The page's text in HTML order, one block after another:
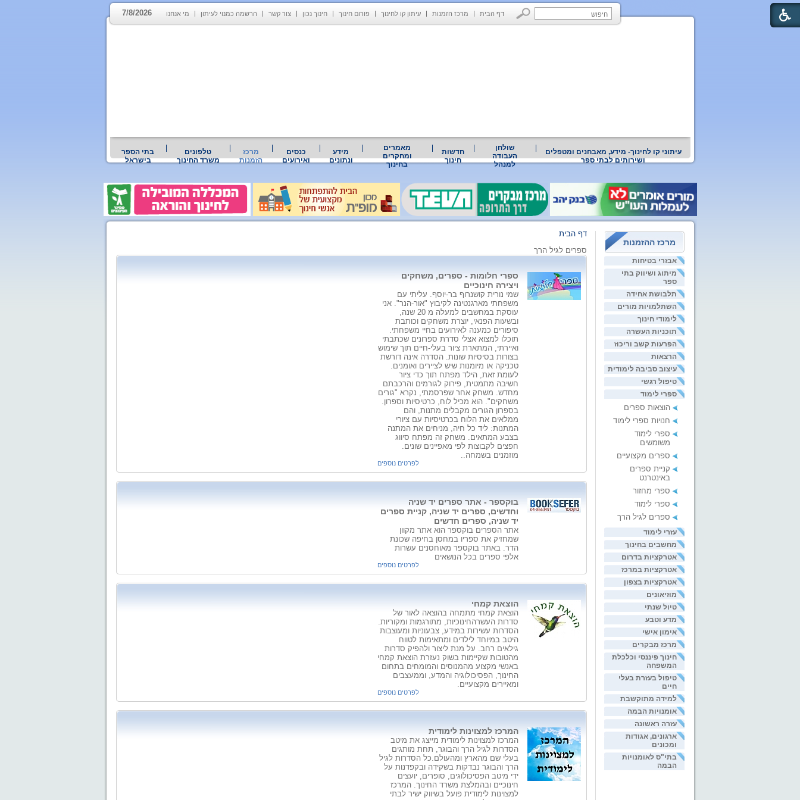
דף הבית מרכז הזמנות עיתון קו לחינוך פורום חינוך חינוך נכון צור קשר הרשמה כמנוי לעיתון מי אנחנו 7/8/2026
עיתוני קו לחינוך- מידע, מאבחנים ומטפלים
ושירותים לבתי ספר
שולחן
העבודה
למנהל
חדשות
חינוך
מאמרים
ומחקרים
בחינוך
מידע
ונתונים
כנסים
ואירועים
מרכז
הזמנות
טלפונים
משרד החינוך
בתי הספר
בישראל
מרכז ההזמנות
אבזרי בטיחות
מיתוג ושיווק בתי
ספר
תלבושת אחידה
השתלמויות מורים
לימודי חינוך
תוכניות העשרה
הפרעות קשב וריכוז
הרצאות
עיצוב סביבה לימודית
טיפול רגשי
ספרי לימוד
הוצאות ספרים
חנויות ספרי לימוד
ספרי לימוד
משומשים
ספרים מקצועיים
קניית ספרים
באינטרנט
ספרי מחזור
ספרי לימוד
ספרים לגיל הרך
עזרי לימוד
מחשבים בחינוך
אטרקציות בדרום
אטרקציות במרכז
אטרקציות בצפון
מוזיאונים
טיול שנתי
מדע וטבע
אימון אישי
מרכז מבקרים
חינוך פיננסי וכלכלת
המשפחה
טיפול בעזרת בעלי
חיים
למידה מתוקשבת
אומנויות הבמה
עזרה ראשונה
ארגונים, אגודות
ומכונים
בתי"ס לאומנויות
הבמה
דף הבית
ספרים לגיל הרך
ספרי חלומות - ספרים, משחקים
ויצירה חינוכיים
שמי נורית קושנרוף בר-יוסף. עליתי עם
משפחתי מארגנטינה לקיבוץ "אור-הנר". אני
עוסקת במחשבים למעלה מ 20 שנה,
ובשעות הפנאי, יוצרת משחקים וכותבת
סיפורים כמענה לאירועים בחיי משפחתי.
תוכלו למצוא אצלי סדרת ספרונים שכתבתי
ואיירתי, המתארת ציור בעלי-חיים תוך שימוש
בצורות בסיסיות שונות. הסדרה אינה דורשת
טכניקה או מיומנות שיש לציירים ואומנים.
לעומת זאת, הילד מפתח תוך כדי ציור
חשיבה מתמטית, פירוק לגורמים והרכבתם
מחדש. משחק אחר שפרסמתי, נקרא "גורים
משחקים". הוא מכיל לוח, כרטיסיות וספרון.
בספרון הגורים מקבלים מתנות, והם
ממלאים את הלוח בכרטיסיות עם ציורי
המתנות: ליד כל חיה, מניחים את המתנה
בצבע המתאים. משחק זה מפתח סיווג
חפצים לקבוצות לפי מאפיינים שונים.
מוזמנים בשמחה..
לפרטים נוספים
בוקספר - אתר ספרים יד שניה
וחדשים, ספרים יד שניה, קניית ספרים
יד שניה, ספרים חדשים
אתר הספרים בוקספר הוא אתר מקוון
שמחזיק את ספריו במחסן בחיפה שכונת
הדר. באתר בוקספר מאוחסנים עשרות
אלפי ספרים בכל הנושאים
לפרטים נוספים
הוצאת קמחי
הוצאת קמחי מתמחה בהוצאה לאור של
סדרות העשרהחינוכיות, מתורגמות ומקוריות.
הסדרות עשירות במידע, צבעוניות ומעוצבות
היטב במיוחד לילדים ומתאימות לטווח
גילאים רחב. על מנת ליצור ולהפיק סדרות
מהטובות שקיימות בשוק נעזרת הוצאת קמחי
באנשי מקצוע מהמנוסים והמומחים בתחום
החינוך, הפסיכולוגיה והמדע, וממעצבים
ומאיירים מקצועיים.
לפרטים נוספים
המרכז למצוינות לימודית
המרכז למצוינות לימודית מייצג את מיטב
הסדרות לגיל הרך והבוגר, תחת מותגים
בעלי שם מהארץ ומהעולם.כל הסדרות לגיל
הרך והבוגר נבדקות בשקידה ובקפדנות על
ידי מיטב הפסיכולוגים, סופרים, יועצים
חינוכיים ובהמלצת משרד החינוך. המרכז
למצוינות לימודית פועל בשיווק ישיר לבתי